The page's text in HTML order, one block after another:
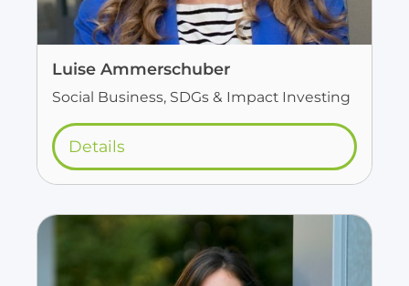
Luise Ammerschuber
Social Business, SDGs & Impact Investing
Details